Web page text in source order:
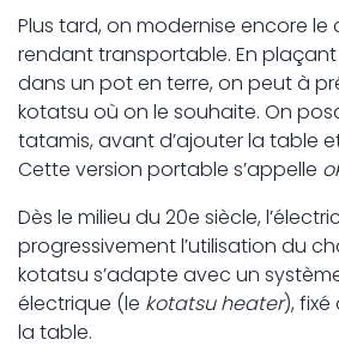
Plus tard, on modernise encore
rendant transportable. En
dans un pot en terre, on peut à
kotatsu où on le souhaite. On
tatamis, avant d’ajouter la table
Cette version portable s’appelle
Dès le milieu du 20e siècle,
progressivement l’utilisation du
kotatsu s’adapte avec un
électrique (le kotatsu heater),
la table.